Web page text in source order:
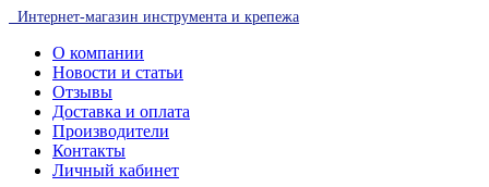
Интернет-магазин инструмента и крепежа
О компании
Новости и статьи
Отзывы
Доставка и оплата
Производители
Контакты
Личный кабинет